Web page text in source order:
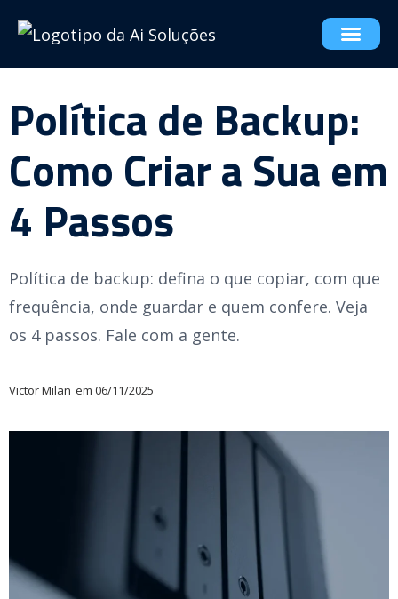
Política de Backup:
Como Criar a Sua em
4 Passos
Política de backup: defina o que copiar, com que
frequência, onde guardar e quem confere. Veja
os 4 passos. Fale com a gente.
Victor Milan em 06/11/2025